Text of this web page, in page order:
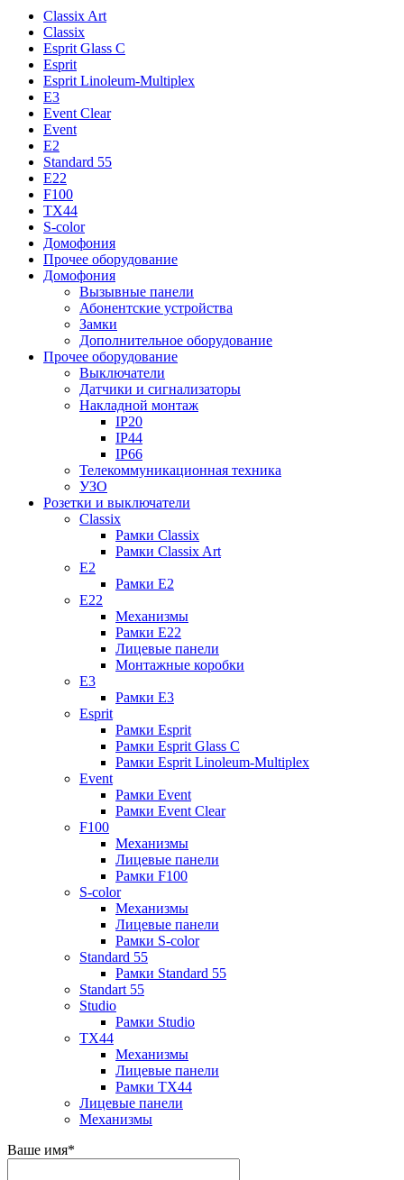
Classix Art
Classix
Esprit Glass C
Esprit
Esprit Linoleum-Multiplex
E3
Event Clear
Event
E2
Standard 55
E22
F100
TX44
S-color
Домофония
Прочее оборудование
Домофония
Вызывные панели
Абонентские устройства
Замки
Дополнительное оборудование
Прочее оборудование
Выключатели
Датчики и сигнализаторы
Накладной монтаж
IP20
IP44
IP66
Телекоммуникационная техника
УЗО
Розетки и выключатели
Classix
Рамки Classix
Рамки Classix Art
E2
Рамки E2
E22
Механизмы
Рамки E22
Лицевые панели
Монтажные коробки
E3
Рамки E3
Esprit
Рамки Esprit
Рамки Esprit Glass C
Рамки Esprit Linoleum-Multiplex
Event
Рамки Event
Рамки Event Clear
F100
Механизмы
Лицевые панели
Рамки F100
S-color
Механизмы
Лицевые панели
Рамки S-color
Standard 55
Рамки Standard 55
Standart 55
Studio
Рамки Studio
TX44
Механизмы
Лицевые панели
Рамки TX44
Лицевые панели
Механизмы
Ваше имя*